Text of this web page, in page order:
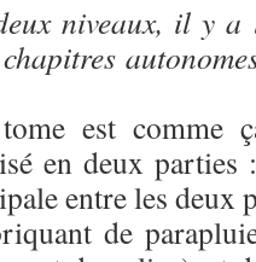
niveaux, il y a
est comme
en deux parties
entre les deux
de